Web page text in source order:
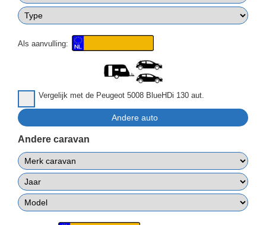
Als aanvulling:
Vergelijk met de Peugeot 5008 BlueHDi 130 aut.
Andere caravan